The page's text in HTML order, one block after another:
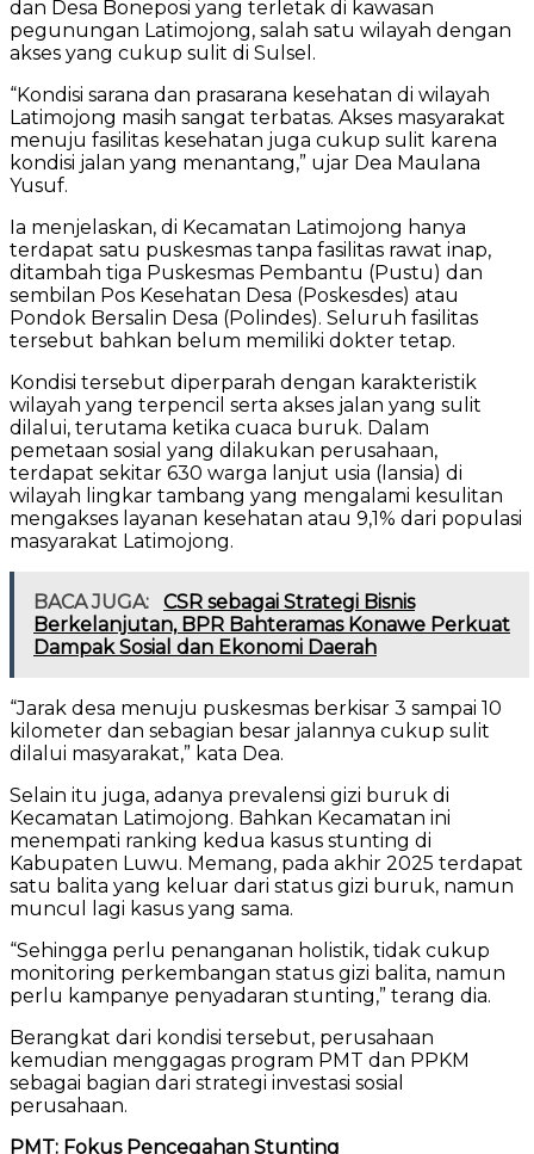
dan Desa Boneposi yang terletak di kawasan
pegunungan Latimojong, salah satu wilayah dengan
akses yang cukup sulit di Sulsel.
“Kondisi sarana dan prasarana kesehatan di wilayah
Latimojong masih sangat terbatas. Akses masyarakat
menuju fasilitas kesehatan juga cukup sulit karena
kondisi jalan yang menantang,” ujar Dea Maulana
Yusuf.
Ia menjelaskan, di Kecamatan Latimojong hanya
terdapat satu puskesmas tanpa fasilitas rawat inap,
ditambah tiga Puskesmas Pembantu (Pustu) dan
sembilan Pos Kesehatan Desa (Poskesdes) atau
Pondok Bersalin Desa (Polindes). Seluruh fasilitas
tersebut bahkan belum memiliki dokter tetap.
Kondisi tersebut diperparah dengan karakteristik
wilayah yang terpencil serta akses jalan yang sulit
dilalui, terutama ketika cuaca buruk. Dalam
pemetaan sosial yang dilakukan perusahaan,
terdapat sekitar 630 warga lanjut usia (lansia) di
wilayah lingkar tambang yang mengalami kesulitan
mengakses layanan kesehatan atau 9,1% dari populasi
masyarakat Latimojong.
BACA JUGA:
CSR sebagai Strategi Bisnis
Berkelanjutan, BPR Bahteramas Konawe Perkuat
Dampak Sosial dan Ekonomi Daerah
“Jarak desa menuju puskesmas berkisar 3 sampai 10
kilometer dan sebagian besar jalannya cukup sulit
dilalui masyarakat,” kata Dea.
Selain itu juga, adanya prevalensi gizi buruk di
Kecamatan Latimojong. Bahkan Kecamatan ini
menempati ranking kedua kasus stunting di
Kabupaten Luwu. Memang, pada akhir 2025 terdapat
satu balita yang keluar dari status gizi buruk, namun
muncul lagi kasus yang sama.
“Sehingga perlu penanganan holistik, tidak cukup
monitoring perkembangan status gizi balita, namun
perlu kampanye penyadaran stunting,” terang dia.
Berangkat dari kondisi tersebut, perusahaan
kemudian menggagas program PMT dan PPKM
sebagai bagian dari strategi investasi sosial
perusahaan.
PMT: Fokus Pencegahan Stunting